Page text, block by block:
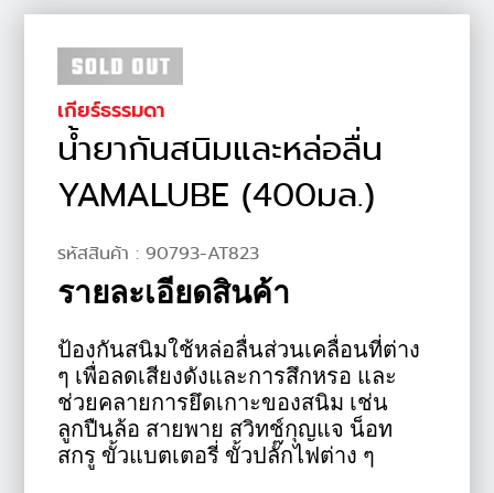
เกียร์ธรรมดา
น้ำยากันสนิมและหล่อลื่น
YAMALUBE (400มล.)
รหัสสินค้า :90793-AT823
รายละเอียดสินค้า
ป้องกันสนิมใช้หล่อลื่นส่วนเคลื่อนที่ต่าง
ๆ เพื่อลดเสียงดังและการสึกหรอ และ
ช่วยคลายการยึดเกาะของสนิม เช่น
ลูกปืนล้อ สายพาย สวิทช์กุญแจ น็อท
สกรู ขั้วแบตเตอรี่ ขั้วปลั๊กไฟต่าง ๆ